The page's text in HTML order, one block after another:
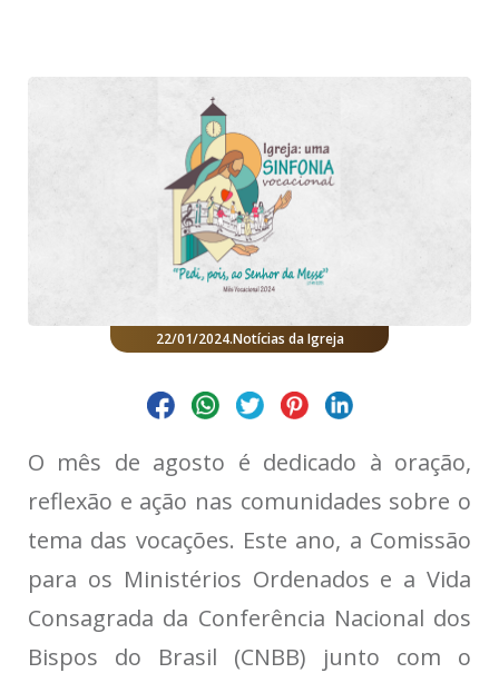
22/01/2024.Notícias da Igreja
O mês de agosto é dedicado à oração,
reflexão e ação nas comunidades sobre o
tema das vocações. Este ano, a Comissão
para os Ministérios Ordenados e a Vida
Consagrada da Conferência Nacional dos
Bispos do Brasil (CNBB) junto com o